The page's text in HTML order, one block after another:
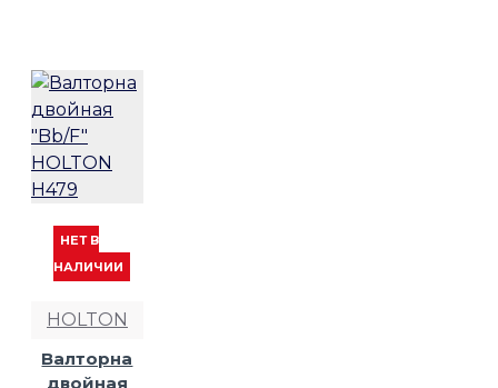
НЕТ В
НАЛИЧИИ
HOLTON
Валторна
двойная